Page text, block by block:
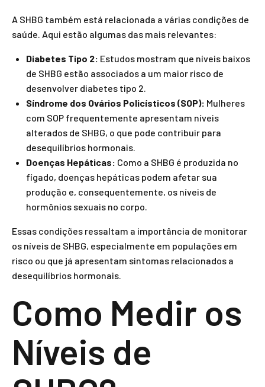
A SHBG também está relacionada a várias condições de
saúde. Aqui estão algumas das mais relevantes:
Diabetes Tipo 2: Estudos mostram que níveis baixos
de SHBG estão associados a um maior risco de
desenvolver diabetes tipo 2.
Síndrome dos Ovários Policísticos (SOP): Mulheres
com SOP frequentemente apresentam níveis
alterados de SHBG, o que pode contribuir para
desequilíbrios hormonais.
Doenças Hepáticas: Como a SHBG é produzida no
fígado, doenças hepáticas podem afetar sua
produção e, consequentemente, os níveis de
hormônios sexuais no corpo.
Essas condições ressaltam a importância de monitorar
os níveis de SHBG, especialmente em populações em
risco ou que já apresentam sintomas relacionados a
desequilíbrios hormonais.
Como Medir os
Níveis de